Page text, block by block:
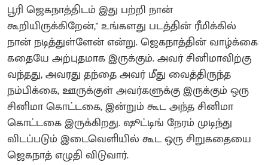
பூரி ஜெகநாத்திடம் இது பற்றி நான்
கூறியிருக்கிறேன்," உங்களது படத்தின் ரீமிக்கில்
நான் நடித்துள்ளேன் என்று. ஜெகநாத்தின் வாழ்க்கை
கதையே அற்புதமாக இருக்கும். அவர் சினிமாவிற்கு
வந்தது, அவரது தந்தை அவர் மீது வைத்திருந்த
நம்பிக்கை, ஊருக்குள் அவர்களுக்கு இருக்கும் ஒரு
சினிமா கொட்டகை, இன்றும் கூட அந்த சினிமா
கொட்டகை இருக்கிறது. ஷூட்டிங் நேரம் முடிந்து
விடப்படும் இடைவெளியில் கூட ஒரு சிறுகதையை
ஜெகநாத் எழுதி விடுவார்.